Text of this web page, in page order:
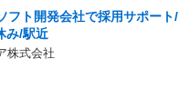
フト開発会社で採用サポート/
み/駅近
株式会社